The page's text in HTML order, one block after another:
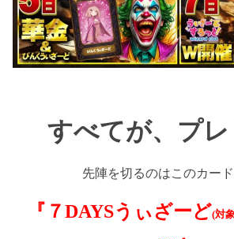
すべてが、プ
先陣を切るのはこのカード
『７DAYSうぃざーど(対